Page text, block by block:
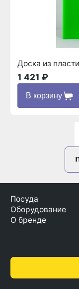
Доска из
1 421 ₽
В корзину
Посуда
Оборудование
О бренде